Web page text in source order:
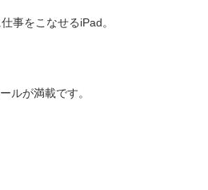
事をこなせるiPad。
ルが満載です。